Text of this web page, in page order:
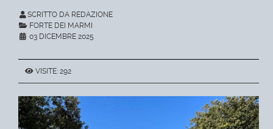
SCRITTO DA REDAZIONE
FORTE DEI MARMI
03 DICEMBRE 2025
VISITE: 292